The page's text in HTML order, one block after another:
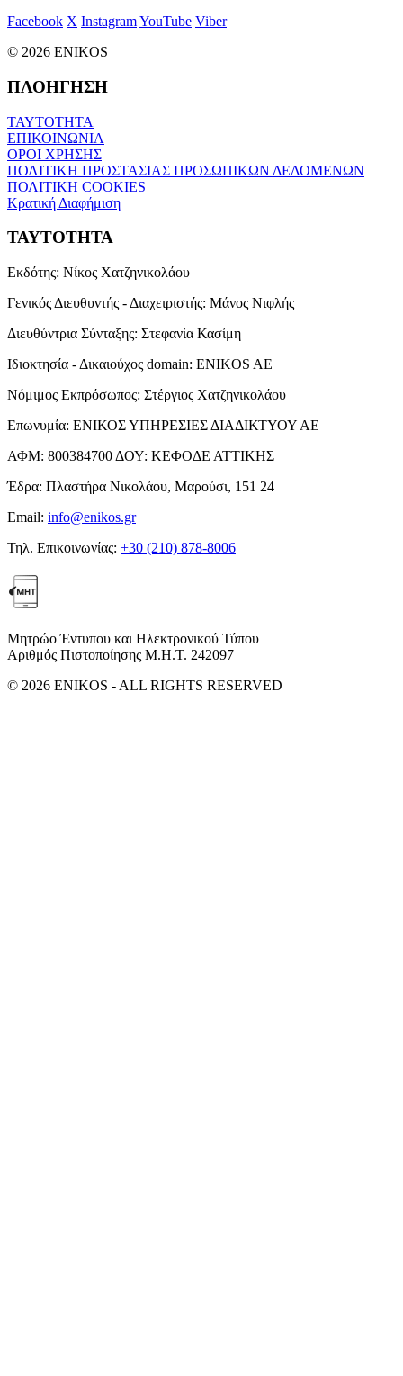
Facebook X InstagramYouTube Viber
© 2026 ENIKOS
ΠΛΟΗΓΗΣΗ
ΤΑΥΤΟΤΗΤΑ
ΕΠΙΚΟΙΝΩΝΙΑ
ΟΡΟΙ ΧΡΗΣΗΣ
ΠΟΛΙΤΙΚΗ ΠΡΟΣΤΑΣΙΑΣ ΠΡΟΣΩΠΙΚΩΝ ΔΕΔΟΜΕΝΩΝ
ΠΟΛΙΤΙΚΗ COOKIES
Κρατική Διαφήμιση
ΤΑΥΤΟΤΗΤΑ
Εκδότης: Νίκος Χατζηνικολάου
Γενικός Διευθυντής - Διαχειριστής: Μάνος Νιφλής
Διευθύντρια Σύνταξης: Στεφανία Κασίμη
Ιδιοκτησία - Δικαιούχος domain: ENIKOS AE
Νόμιμος Εκπρόσωπος: Στέργιος Χατζηνικολάου
Επωνυμία: ΕΝΙΚΟΣ ΥΠΗΡΕΣΙΕΣ ΔΙΑΔΙΚΤΥΟΥ ΑΕ
ΑΦΜ: 800384700 ΔΟΥ: ΚΕΦΟΔΕ ΑΤΤΙΚΗΣ
Έδρα: Πλαστήρα Νικολάου, Μαρούσι, 151 24
Email: info@enikos.gr
Τηλ. Επικοινωνίας: +30 (210) 878-8006
Μητρώο Έντυπου και Ηλεκτρονικού Τύπου
Αριθμός Πιστοποίησης Μ.Η.Τ. 242097
© 2026 ENIKOS - ALL RIGHTS RESERVED